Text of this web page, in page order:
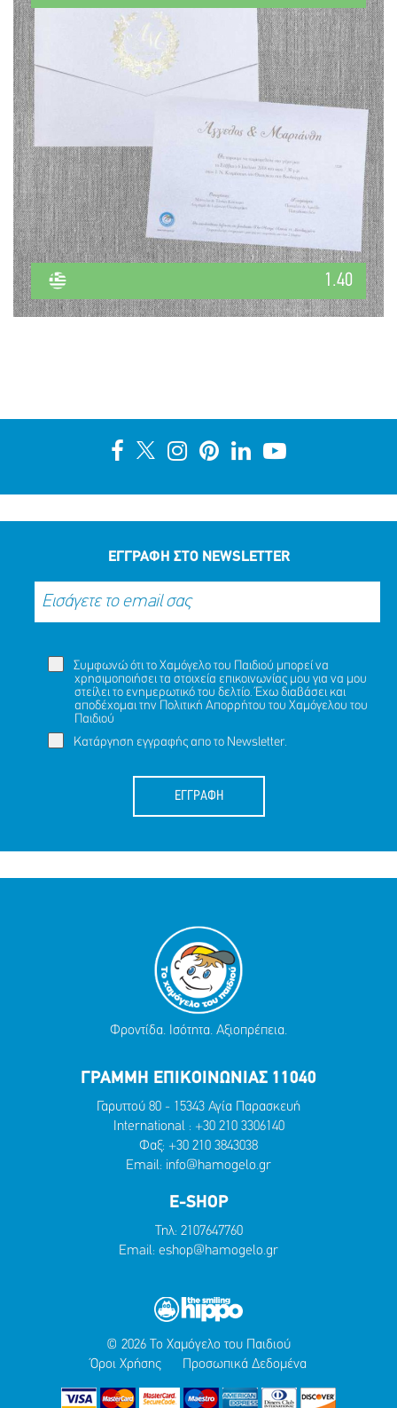
1.40
ΕΓΓΡΑΦΗ ΣΤΟ NEWSLETTER
Συμφωνώ ότι το Χαμόγελο του Παιδιού μπορεί να
χρησιμοποιήσει τα στοιχεία επικοινωνίας μου για να μου
στείλει το ενημερωτικό του δελτίο. Έχω διαβάσει και
αποδέχομαι την Πολιτική Απορρήτου του Χαμόγελου του
Παιδιού
Κατάργηση εγγραφής απο το Newsletter.
ΕΓΓΡΑΦΗ
Φροντίδα. Ισότητα. Αξιοπρέπεια.
ΓΡΑΜΜΗ ΕΠΙΚΟΙΝΩΝΙΑΣ 11040
Γαρυττού 80 - 15343 Αγία Παρασκευή
International : +30 210 3306140
Φαξ: +30 210 3843038
Email: info@hamogelo.gr
E-SHOP
Τηλ: 2107647760
Email: eshop@hamogelo.gr
© 2026 Το Χαμόγελο του Παιδιού
Όροι Χρήσης
Προσωπικά Δεδομένα